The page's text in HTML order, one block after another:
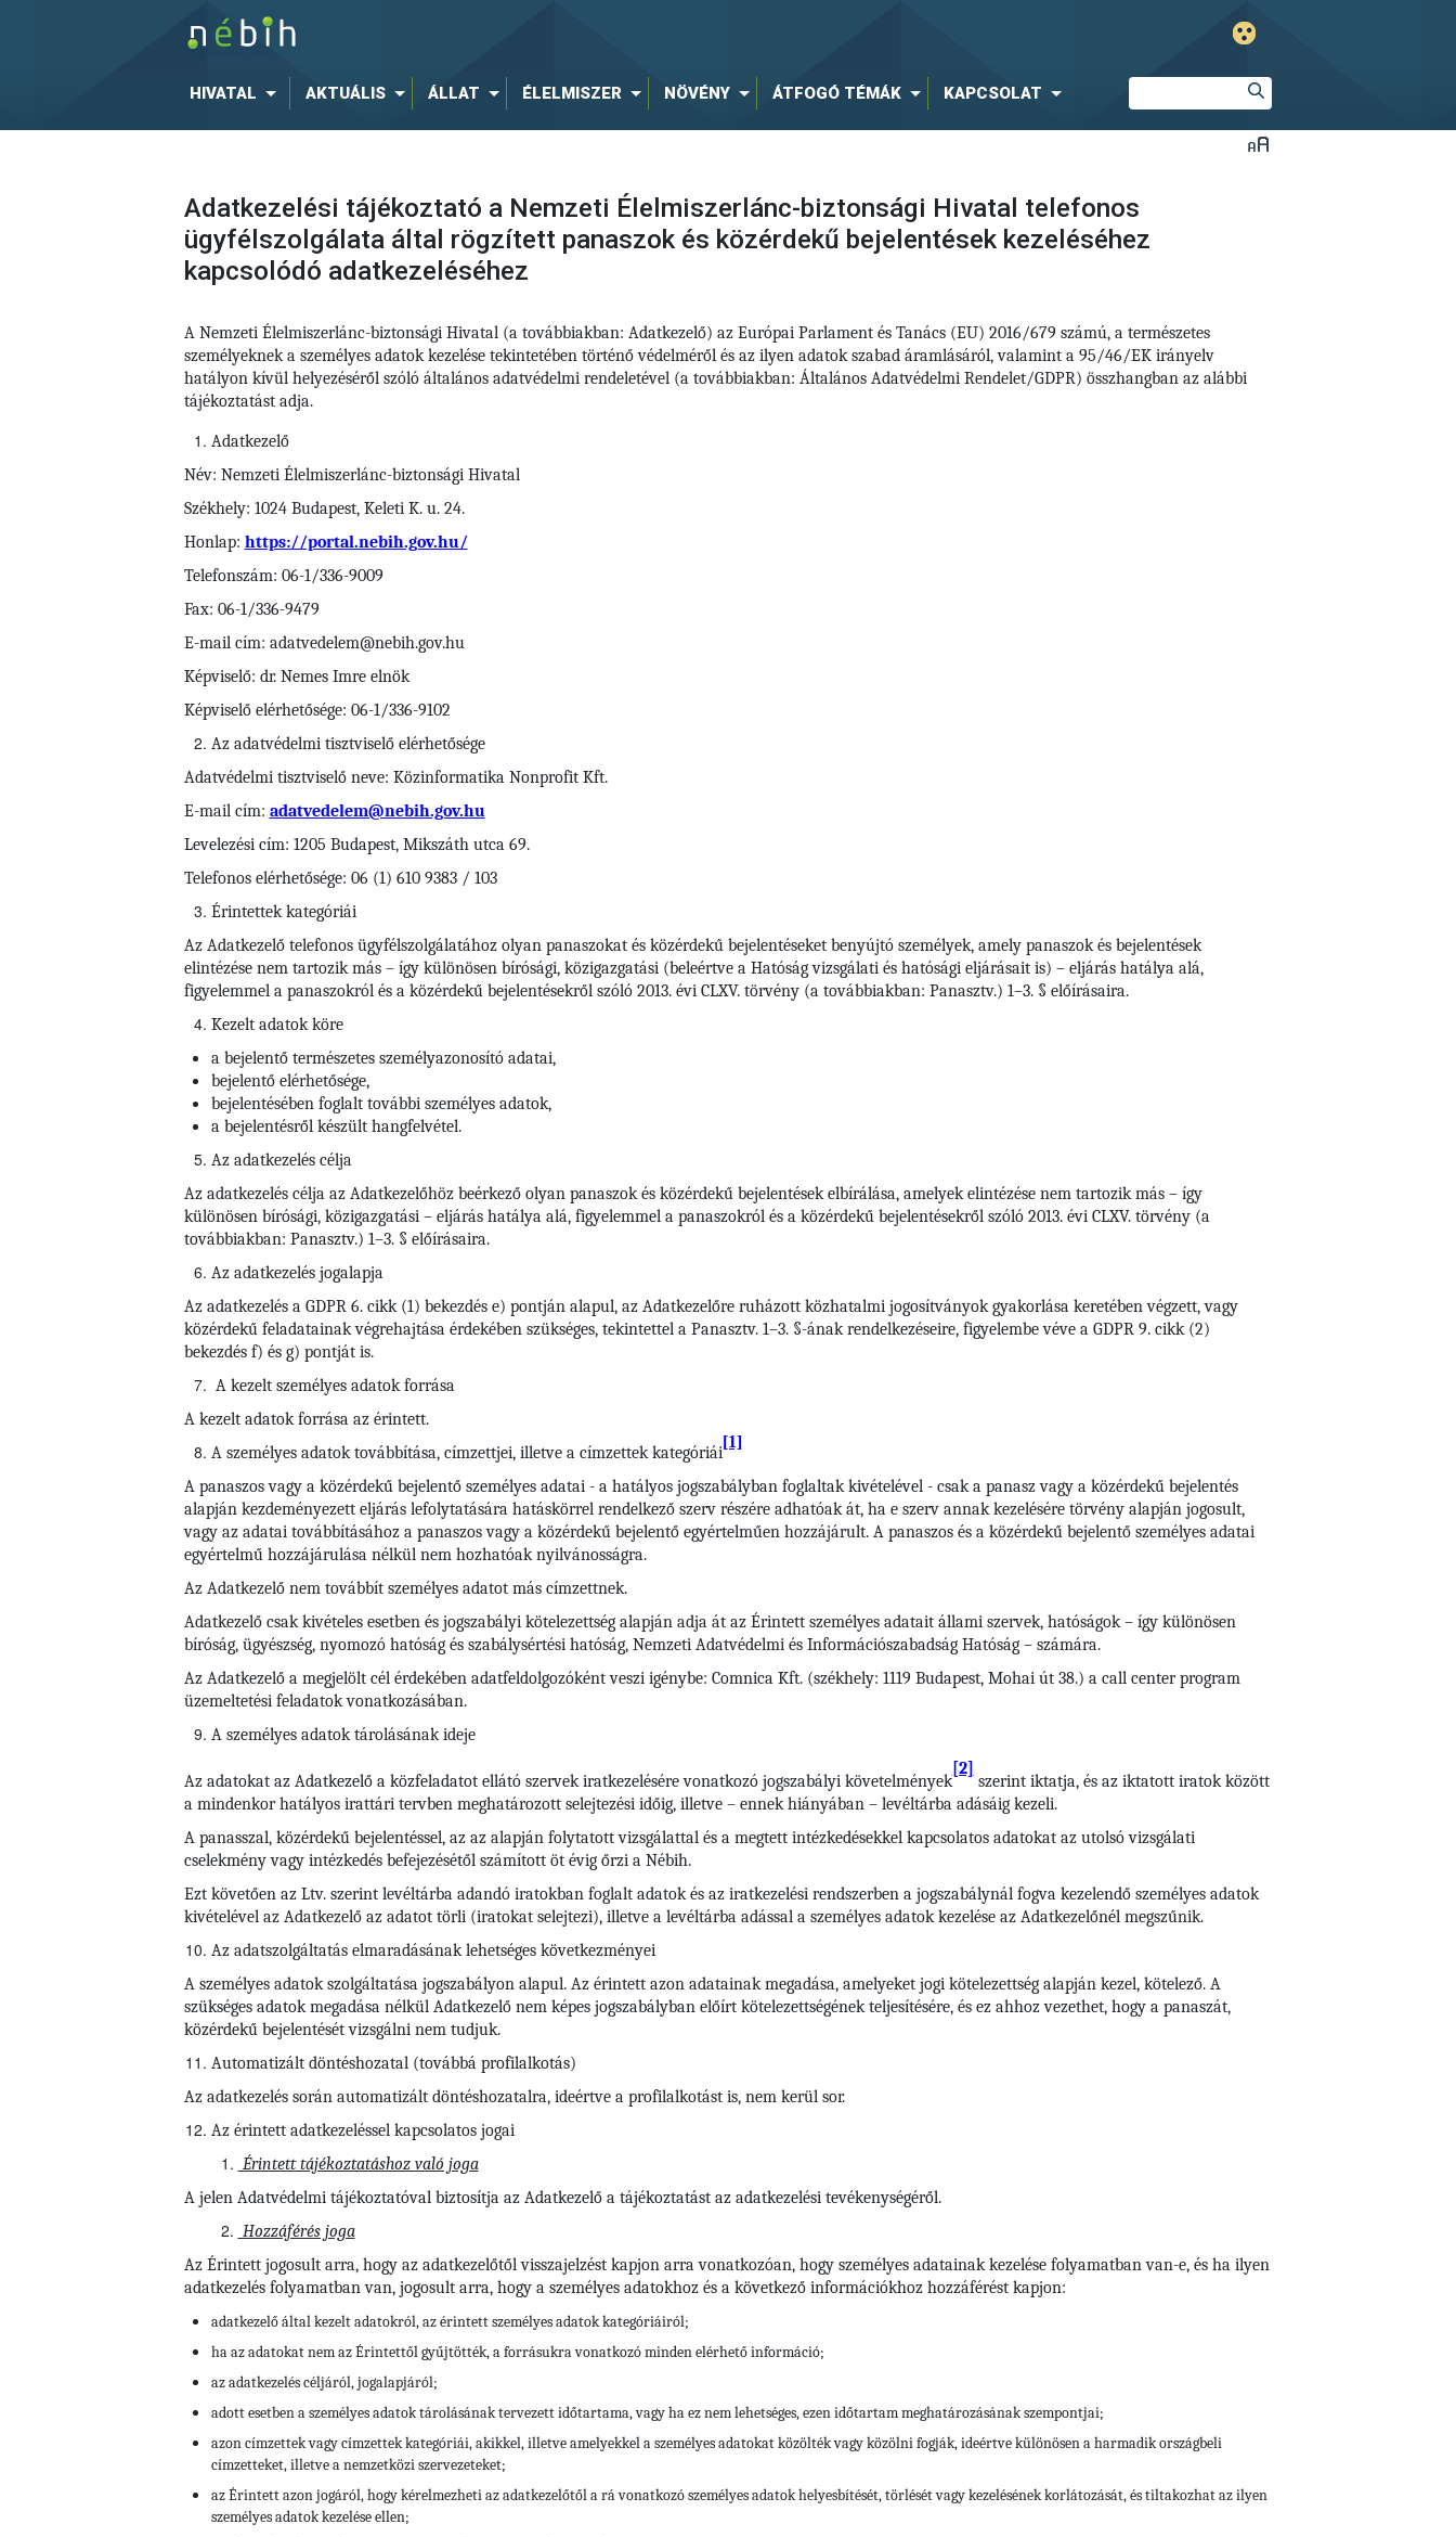
HIVATAL AKTUÁLIS ÁLLAT ÉLELMISZER NÖVÉNY ÁTFOGÓ TÉMÁK KAPCSOLAT
Adatkezelési tájékoztató a Nemzeti Élelmiszerlánc-biztonsági Hivatal telefonos
ügyfélszolgálata által rögzített panaszok és közérdekű bejelentések kezeléséhez
kapcsolódó adatkezeléséhez
A Nemzeti Élelmiszerlánc-biztonsági Hivatal (a továbbiakban: Adatkezelő) az Európai Parlament és Tanács (EU) 2016/679 számú, a természetes
személyeknek a személyes adatok kezelése tekintetében történő védelméről és az ilyen adatok szabad áramlásáról, valamint a 95/46/EK irányelv
hatályon kívül helyezéséről szóló általános adatvédelmi rendeletével (a továbbiakban: Általános Adatvédelmi Rendelet/GDPR) összhangban az alábbi
tájékoztatást adja.
Adatkezelő
Név: Nemzeti Élelmiszerlánc-biztonsági Hivatal
Székhely: 1024 Budapest, Keleti K. u. 24.
Honlap: https://portal.nebih.gov.hu/
Telefonszám: 06-1/336-9009
Fax: 06-1/336-9479
E-mail cím: adatvedelem@nebih.gov.hu
Képviselő: dr. Nemes Imre elnök
Képviselő elérhetősége: 06-1/336-9102
Az adatvédelmi tisztviselő elérhetősége
Adatvédelmi tisztviselő neve: Közinformatika Nonprofit Kft.
E-mail cím: adatvedelem@nebih.gov.hu
Levelezési cím: 1205 Budapest, Mikszáth utca 69.
Telefonos elérhetősége: 06 (1) 610 9383 / 103
Érintettek kategóriái
Az Adatkezelő telefonos ügyfélszolgálatához olyan panaszokat és közérdekű bejelentéseket benyújtó személyek, amely panaszok és bejelentések
elintézése nem tartozik más – így különösen bírósági, közigazgatási (beleértve a Hatóság vizsgálati és hatósági eljárásait is) – eljárás hatálya alá,
figyelemmel a panaszokról és a közérdekű bejelentésekről szóló 2013. évi CLXV. törvény (a továbbiakban: Panasztv.) 1–3. § előírásaira.
Kezelt adatok köre
a bejelentő természetes személyazonosító adatai,
bejelentő elérhetősége,
bejelentésében foglalt további személyes adatok,
a bejelentésről készült hangfelvétel.
Az adatkezelés célja
Az adatkezelés célja az Adatkezelőhöz beérkező olyan panaszok és közérdekű bejelentések elbírálása, amelyek elintézése nem tartozik más – így
különösen bírósági, közigazgatási – eljárás hatálya alá, figyelemmel a panaszokról és a közérdekű bejelentésekről szóló 2013. évi CLXV. törvény (a
továbbiakban: Panasztv.) 1–3. § előírásaira.
Az adatkezelés jogalapja
Az adatkezelés a GDPR 6. cikk (1) bekezdés e) pontján alapul, az Adatkezelőre ruházott közhatalmi jogosítványok gyakorlása keretében végzett, vagy
közérdekű feladatainak végrehajtása érdekében szükséges, tekintettel a Panasztv. 1–3. §-ának rendelkezéseire, figyelembe véve a GDPR 9. cikk (2)
bekezdés f) és g) pontját is.
A kezelt személyes adatok forrása
A kezelt adatok forrása az érintett.
A személyes adatok továbbítása, címzettjei, illetve a címzettek kategóriái
[1]
A panaszos vagy a közérdekű bejelentő személyes adatai - a hatályos jogszabályban foglaltak kivételével - csak a panasz vagy a közérdekű bejelentés
alapján kezdeményezett eljárás lefolytatására hatáskörrel rendelkező szerv részére adhatóak át, ha e szerv annak kezelésére törvény alapján jogosult,
vagy az adatai továbbításához a panaszos vagy a közérdekű bejelentő egyértelműen hozzájárult. A panaszos és a közérdekű bejelentő személyes adatai
egyértelmű hozzájárulása nélkül nem hozhatóak nyilvánosságra.
Az Adatkezelő nem továbbít személyes adatot más címzettnek.
Adatkezelő csak kivételes esetben és jogszabályi kötelezettség alapján adja át az Érintett személyes adatait állami szervek, hatóságok – így különösen
bíróság, ügyészség, nyomozó hatóság és szabálysértési hatóság, Nemzeti Adatvédelmi és Információszabadság Hatóság – számára.
Az Adatkezelő a megjelölt cél érdekében adatfeldolgozóként veszi igénybe: Comnica Kft. (székhely: 1119 Budapest, Mohai út 38.) a call center program
üzemeltetési feladatok vonatkozásában.
A személyes adatok tárolásának ideje
Az adatokat az Adatkezelő a közfeladatot ellátó szervek iratkezelésére vonatkozó jogszabályi követelmények
[2]
szerint iktatja, és az iktatott iratok között
a mindenkor hatályos irattári tervben meghatározott selejtezési időig, illetve – ennek hiányában – levéltárba adásáig kezeli.
A panasszal, közérdekű bejelentéssel, az az alapján folytatott vizsgálattal és a megtett intézkedésekkel kapcsolatos adatokat az utolsó vizsgálati
cselekmény vagy intézkedés befejezésétől számított öt évig őrzi a Nébih.
Ezt követően az Ltv. szerint levéltárba adandó iratokban foglalt adatok és az iratkezelési rendszerben a jogszabálynál fogva kezelendő személyes adatok
kivételével az Adatkezelő az adatot törli (iratokat selejtezi), illetve a levéltárba adással a személyes adatok kezelése az Adatkezelőnél megszűnik.
Az adatszolgáltatás elmaradásának lehetséges következményei
A személyes adatok szolgáltatása jogszabályon alapul. Az érintett azon adatainak megadása, amelyeket jogi kötelezettség alapján kezel, kötelező. A
szükséges adatok megadása nélkül Adatkezelő nem képes jogszabályban előírt kötelezettségének teljesítésére, és ez ahhoz vezethet, hogy a panaszát,
közérdekű bejelentését vizsgálni nem tudjuk.
Automatizált döntéshozatal (továbbá profilalkotás)
Az adatkezelés során automatizált döntéshozatalra, ideértve a profilalkotást is, nem kerül sor.
Az érintett adatkezeléssel kapcsolatos jogai
Érintett tájékoztatáshoz való joga
A jelen Adatvédelmi tájékoztatóval biztosítja az Adatkezelő a tájékoztatást az adatkezelési tevékenységéről.
Hozzáférés joga
Az Érintett jogosult arra, hogy az adatkezelőtől visszajelzést kapjon arra vonatkozóan, hogy személyes adatainak kezelése folyamatban van-e, és ha ilyen
adatkezelés folyamatban van, jogosult arra, hogy a személyes adatokhoz és a következő információkhoz hozzáférést kapjon:
adatkezelő által kezelt adatokról, az érintett személyes adatok kategóriáiról;
ha az adatokat nem az Érintettől gyűjtötték, a forrásukra vonatkozó minden elérhető információ;
az adatkezelés céljáról, jogalapjáról;
adott esetben a személyes adatok tárolásának tervezett időtartama, vagy ha ez nem lehetséges, ezen időtartam meghatározásának szempontjai;
azon címzettek vagy címzettek kategóriái, akikkel, illetve amelyekkel a személyes adatokat közölték vagy közölni fogják, ideértve különösen a harmadik országbeli
címzetteket, illetve a nemzetközi szervezeteket;
az Érintett azon jogáról, hogy kérelmezheti az adatkezelőtől a rá vonatkozó személyes adatok helyesbítését, törlését vagy kezelésének korlátozását, és tiltakozhat az ilyen
személyes adatok kezelése ellen;